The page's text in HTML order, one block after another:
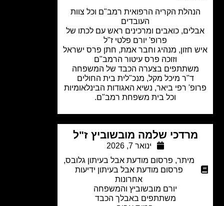
הקריה הרפואית רמב"ם וכל צוות
העובדים
כואבים ומרכינים ראש עם לכתו של
פרופ' יורם פלטי ז"ל
חזון, מנהיג וחבר אמת, חתן פרס ישראל
וזוכה פרס עיטור הרמב"ם
בצערה הכבד של המשפחה
ד"ר מיכל מקל, מנכ"לית בית החולים
רפי ביאר, נשיא האגודות הבינלאומיות
וכל בית משפחת רמב"ם.
מרדכי שלמה מובשוביץ ז"ל
ינואר 7, 2026
פרסום מודעת אבל בעיתון גלובס,
פרסום מודעת אבל בעיתון ידיעות
אחרונות
יורם מובשוביץ והמשפחה
משתתפים באבלך הכבד